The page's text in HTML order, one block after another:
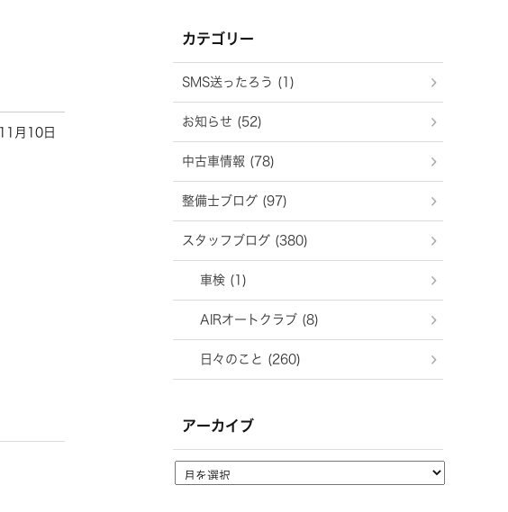
月10日
カテゴリー
SMS送ったろう (1)
お知らせ (52)
中古車情報 (78)
整備士ブログ (97)
スタッフブログ (380)
車検 (1)
AIRオートクラブ (8)
日々のこと (260)
アーカイブ